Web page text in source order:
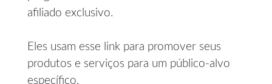
afiliado exclusivo.
Eles usam esse link para promover seus
produtos e serviços para um público-alvo
específico.